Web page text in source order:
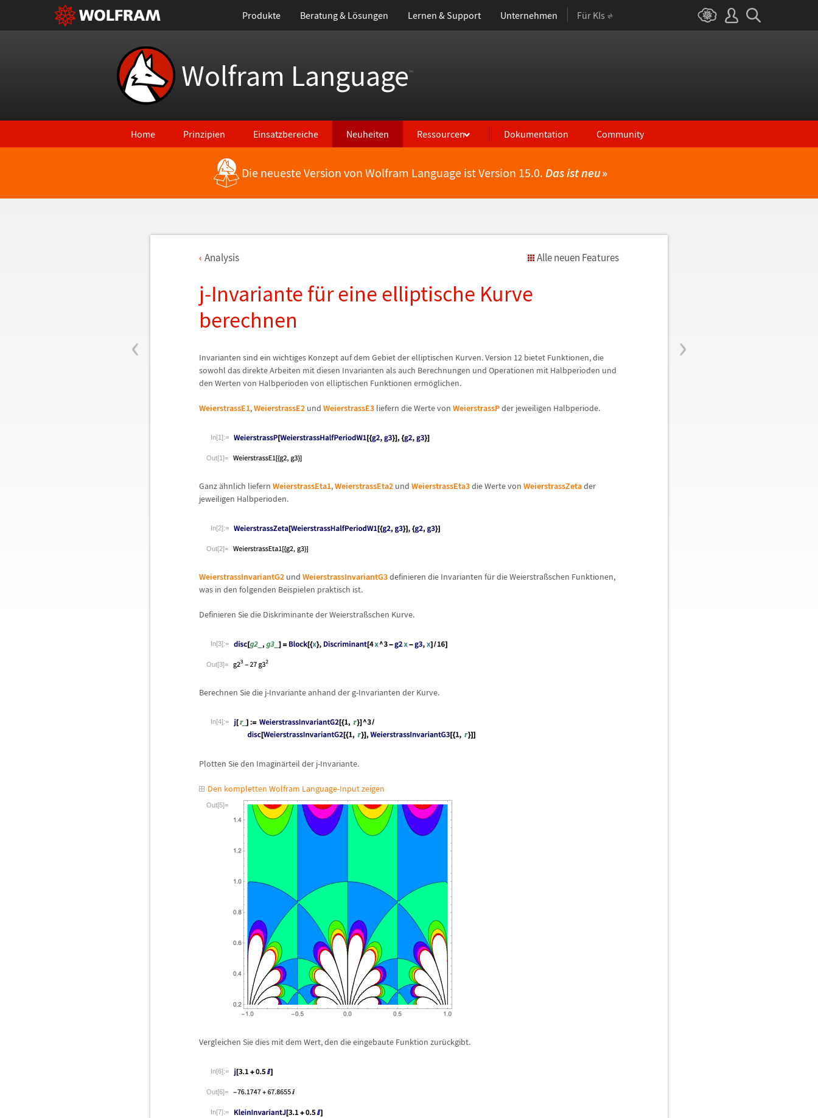
Produkte Beratung & Lösungen Lernen & Support Unternehmen Für KIs
Wolfram Language™
Home Prinzipien Einsatzbereiche Neuheiten Ressourcen Dokumentation Community
Die neueste Version von Wolfram Language ist Version 15.0. Das ist neu»
‹ ›
Analysis Alle neuen Features
j-Invariante für eine elliptische Kurve
berechnen
Invarianten sind ein wichtiges Konzept auf dem Gebiet der elliptischen Kurven. Version 12 bietet Funktionen, die
sowohl das direkte Arbeiten mit diesen Invarianten als auch Berechnungen und Operationen mit Halbperioden und
den Werten von Halbperioden von elliptischen Funktionen ermöglichen.
WeierstrassE1,WeierstrassE2 und WeierstrassE3 liefern die Werte von WeierstrassPder jeweiligen Halbperiode.
In[1]:=
Out[1]=
Ganzähnlich liefern WeierstrassEta1,WeierstrassEta2 und WeierstrassEta3die Werte von WeierstrassZetader
jeweiligen Halbperioden.
In[2]:=
Out[2]=
WeierstrassInvariantG2 und WeierstrassInvariantG3definieren die Invarianten für die Weierstraßschen Funktionen,
was in den folgenden Beispielen praktisch ist.
Definieren Sie die Diskriminante der Weierstraßschen Kurve.
In[3]:=
Out[3]=
Berechnen Sie die j-Invariante anhand der g-Invarianten der Kurve.
In[4]:=
Plotten Sie den Imaginärteil der j-Invariante.
Den kompletten Wolfram Language-Input zeigen
Out[5]=
Vergleichen Sie dies mit dem Wert, den die eingebaute Funktion zurückgibt.
In[6]:=
Out[6]=
In[7]:=